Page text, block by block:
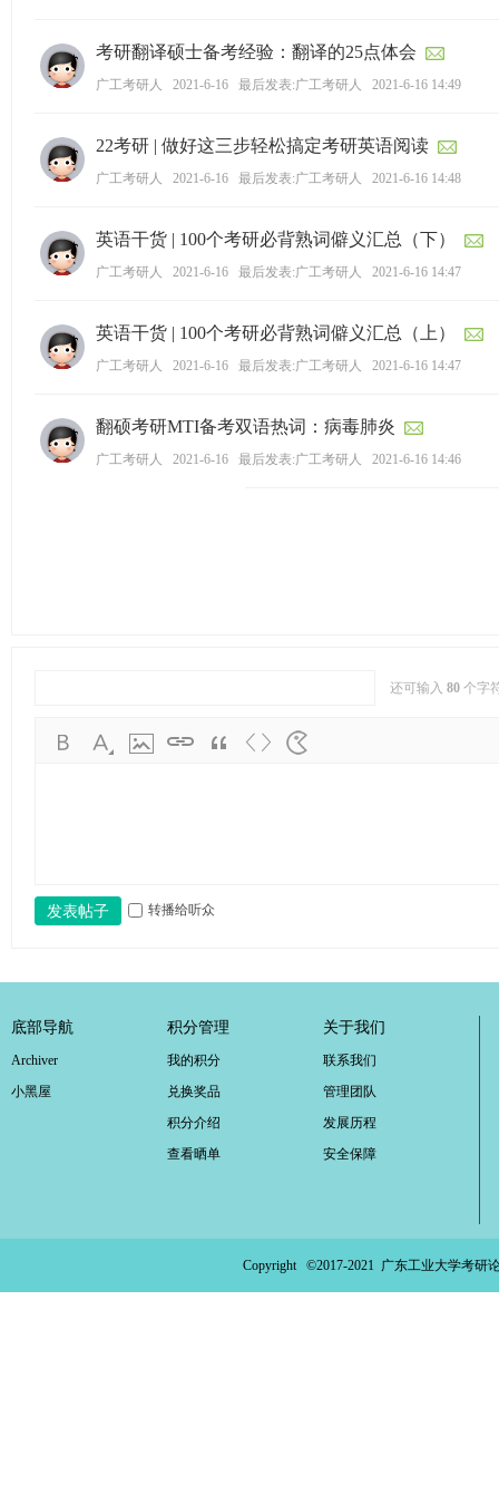
考研翻译硕士备考经验：翻译的25点体会
广工考研人 2021-6-16 最后发表:广工考研人 2021-6-16 14:49
22考研 | 做好这三步轻松搞定考研英语阅读
广工考研人 2021-6-16 最后发表:广工考研人 2021-6-16 14:48
英语干货 | 100个考研必背熟词僻义汇总（下）
广工考研人 2021-6-16 最后发表:广工考研人 2021-6-16 14:47
英语干货 | 100个考研必背熟词僻义汇总（上）
广工考研人 2021-6-16 最后发表:广工考研人 2021-6-16 14:47
翻硕考研MTI备考双语热词：病毒肺炎
广工考研人 2021-6-16 最后发表:广工考研人 2021-6-16 14:46
还可输入 80 个字
发表帖子 转播给听众
底部导航
Archiver
小黑屋
积分管理
我的积分
兑换奖品
积分介绍
查看晒单
关于我们
联系我们
管理团队
发展历程
安全保障
Copyright ©2017-2021 广东工业大学考研